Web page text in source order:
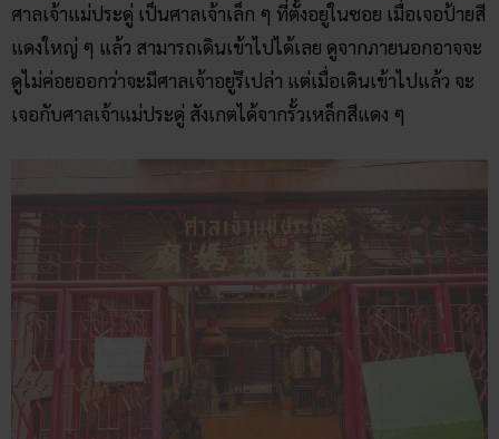
ศาลเจ้าแม่ประดู่ เป็นศาลเจ้าเล็ก ๆ ที่ตั้งอยู่ในซอย เมื่อเจอป้ายสี
แดงใหญ่ ๆ แล้ว สามารถเดินเข้าไปได้เลย ดูจากภายนอกอาจจะ
ดูไม่ค่อยออกว่าจะมีศาลเจ้าอยู่รึเปล่า แต่เมื่อเดินเข้าไปแล้ว จะ
เจอกับศาลเจ้าแม่ประดู่ สังเกตได้จากรั้วเหล็กสีแดง ๆ